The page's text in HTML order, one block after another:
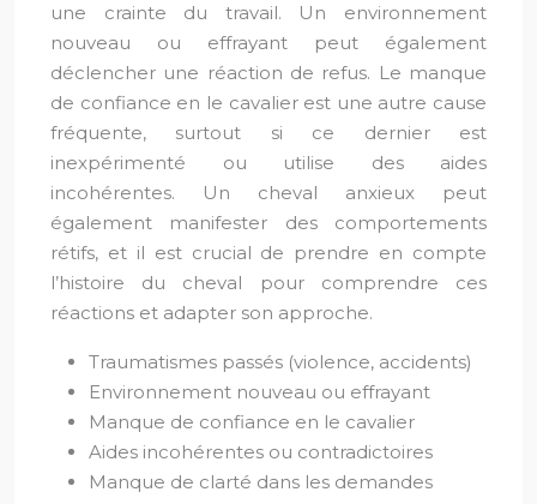
une crainte du travail. Un environnement
nouveau ou effrayant peut également
déclencher une réaction de refus. Le manque
de confiance en le cavalier est une autre cause
fréquente, surtout si ce dernier est
inexpérimenté ou utilise des aides
incohérentes. Un cheval anxieux peut
également manifester des comportements
rétifs, et il est crucial de prendre en compte
l’histoire du cheval pour comprendre ces
réactions et adapter son approche.
Traumatismes passés (violence, accidents)
Environnement nouveau ou effrayant
Manque de confiance en le cavalier
Aides incohérentes ou contradictoires
Manque de clarté dans les demandes